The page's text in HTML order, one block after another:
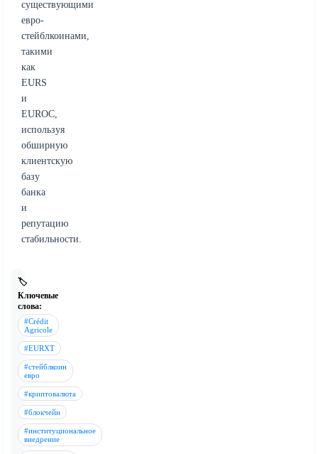
существующими
евро-
стейблкоинами,
такими
как
EURS
и
EUROC,
используя
обширную
клиентскую
базу
банка
и
репутацию
стабильности.
🏷️
Ключевые
слова:
#Crédit
Agricole
#EURXT
#стейблкоин
евро
#криптовалюта
#блокчейн
#институциональное
внедрение